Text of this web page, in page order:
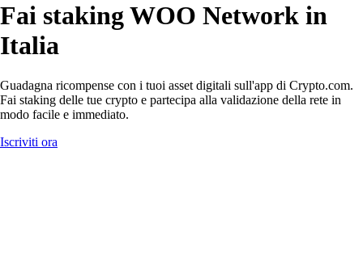
Fai staking WOO Network in
Italia
Guadagna ricompense con i tuoi asset digitali sull'app di Crypto.com.
Fai staking delle tue crypto e partecipa alla validazione della rete in
modo facile e immediato.
Iscriviti ora